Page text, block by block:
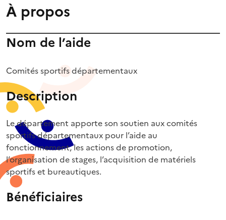
À propos
Nom de l’aide
Comités sportifs départementaux
Description
Le département apporte son soutien aux comités
sportifs départementaux pour l’aide au
fonctionnement, les actions de promotion,
l’organisation de stages, l’acquisition de matériels
sportifs et bureautiques.
Bénéficiaires